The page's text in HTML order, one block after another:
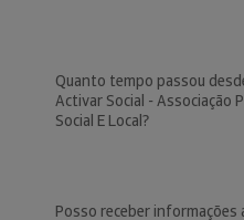
Quanto tempo passou
Activar Social - Associação
Social E Local?
Posso receber